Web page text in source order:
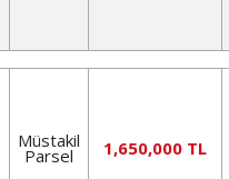
Müstakil
Parsel 1,650,000 TL